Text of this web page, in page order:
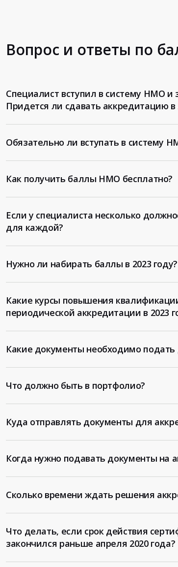
Вопрос и ответы по
Специалист вступил в систему НМО и
Придется ли сдавать аккредитацию в
Обязательно ли вступать в систему
Как получить баллы НМО бесплатно?
Если у специалиста несколько
для каждой?
Нужно ли набирать баллы в 2023 году?
Какие курсы повышения
периодической аккредитации в 2023
Какие документы необходимо
Что должно быть в портфолио?
Куда отправлять документы для
Когда нужно подавать документы на
Сколько времени ждать решения
Что делать, если срок действия
закончился раньше апреля 2020 года?